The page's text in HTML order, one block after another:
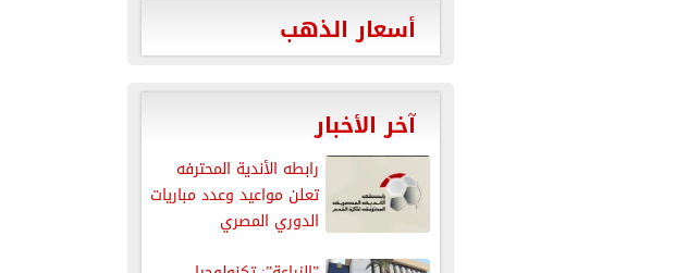
أسعار الذهب
آخر الأخبار
رابطه الأندية المحترفه
تعلن مواعيد وعدد مباريات
الدوري المصري